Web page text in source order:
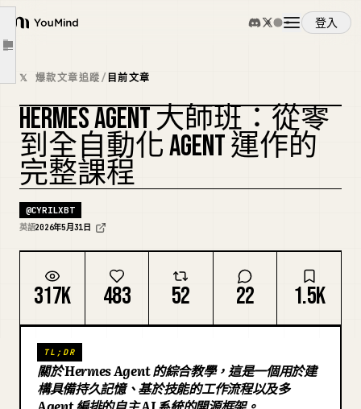
YouMind
登入
概覽
使用案例
技能
提示詞
下載
部落格
文章大綱
GitHub — repository access
Puppeteer — browser automation
Filesystem
Brave Search
Puppeteer
第八章：排程器系統
第九章：建構完整的內容營運
content-opportunity
Purpose
Trigger
Process
𝕏 爆款文章追蹤/ 目前文章
複刻封面
HERMES AGENT 大師班：從零
到全自動化 AGENT 運作的
完整課程
@CYRILXBT
英語2026年5月31日
317K 483 52 22 1.5K
TL;DR
關於 Hermes Agent 的綜合教學，這是一個用於建
構具備持久記憶、基於技能的工作流程以及多